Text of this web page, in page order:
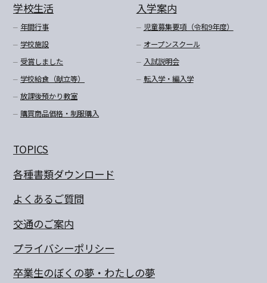
学校生活
年間行事
学校施設
受賞しました
学校給食（献立等）
放課後預かり教室
購買商品価格・制服購入
入学案内
児童募集要項（令和9年度）
オープンスクール
入試説明会
転入学・編入学
TOPICS
各種書類ダウンロード
よくあるご質問
交通のご案内
プライバシーポリシー
卒業生のぼくの夢・わたしの夢